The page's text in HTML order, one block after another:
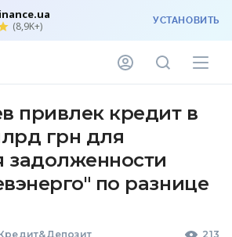
(8,9K+) УСТАНОВИТЬ
привлек кредит в
грн для
задолженности
по разнице
213